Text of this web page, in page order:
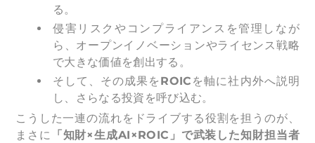
る。
侵害リスクやコンプライアンスを管理しなが
ら、オープンイノベーションやライセンス戦略
で大きな価値を創出する。
そして、その成果を ROIC を軸に社内外へ説明
し、さらなる投資を呼び込む。
こうした一連の流れをドライブする役割を担うのが、
まさに 「知財×生成AI×ROIC」で武装した知財担当者